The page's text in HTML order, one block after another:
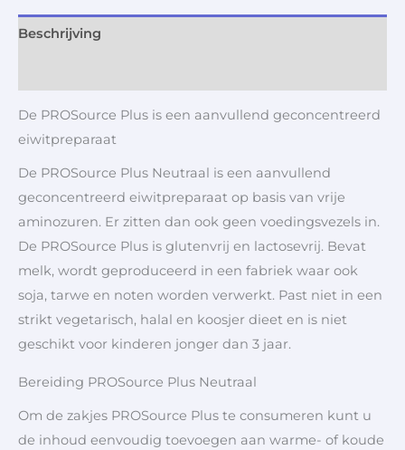
Beschrijving
De PROSource Plus is een aanvullend geconcentreerd
eiwitpreparaat
De PROSource Plus Neutraal is een aanvullend
geconcentreerd eiwitpreparaat op basis van vrije
aminozuren. Er zitten dan ook geen voedingsvezels in.
De PROSource Plus is glutenvrij en lactosevrij. Bevat
melk, wordt geproduceerd in een fabriek waar ook
soja, tarwe en noten worden verwerkt. Past niet in een
strikt vegetarisch, halal en koosjer dieet en is niet
geschikt voor kinderen jonger dan 3 jaar.
Bereiding PROSource Plus Neutraal
Om de zakjes PROSource Plus te consumeren kunt u
de inhoud eenvoudig toevoegen aan warme- of koude